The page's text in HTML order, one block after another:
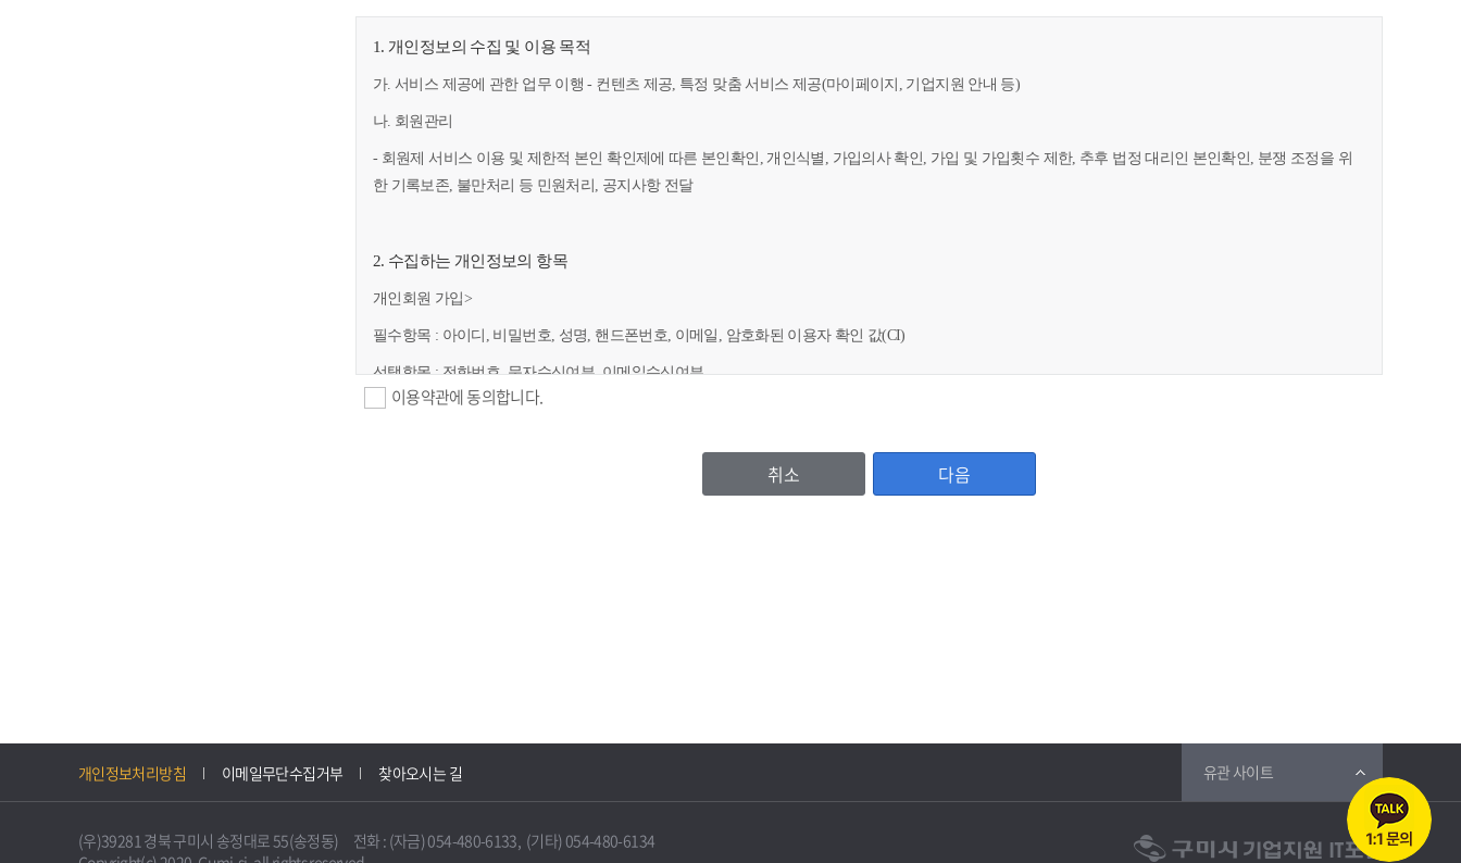
1. 개인정보의 수집 및 이용 목적
가. 서비스 제공에 관한 업무 이행 - 컨텐츠 제공, 특정 맞춤 서비스 제공(마이페이지, 기업지원 안내 등)
나. 회원관리
- 회원제 서비스 이용 및 제한적 본인 확인제에 따른 본인확인, 개인식별, 가입의사 확인, 가입 및 가입횟수 제한, 추후 법정 대리인 본인확인, 분쟁 조정을 위
한 기록보존, 불만처리 등 민원처리, 공지사항 전달
2. 수집하는 개인정보의 항목
개인회원 가입>
필수항목 : 아이디, 비밀번호, 성명, 핸드폰번호, 이메일, 암호화된 이용자 확인 값(CI)
선택항목 : 전화번호, 문자수신여부, 이메일수신여부
필수항목 : 사업자등록번호, (법인기업의 경우 법인등록번호), 기업명, 비밀번호, 대표자명, 주소, 사업자등록증, 담당자명, 담당자 직위, 담당자 휴대폰번호,
니다.
불필요하게 되었을 때에는 지체 없이 해당 개인정보를 파기합니다.
이용약관에 동의합니다.
취소 다음
개인정보처리방침 이메일무단수집거부 찾아오시는 길 유관 사이트
(우)39281 경북 구미시 송정대로 55(송정동) 전화 : (자금) 054-480-6133, (기타) 054-480-6134